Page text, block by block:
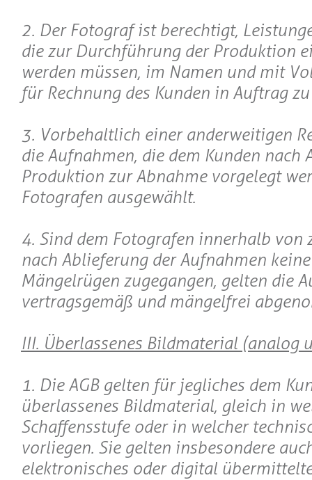
2. Der Fotograf ist berechtigt,
die zur Durchführung der Produktion
werden müssen, im Namen und mit
für Rechnung des Kunden in Auftrag
3. Vorbehaltlich einer anderweitigen
die Aufnahmen, die dem Kunden nach
Produktion zur Abnahme vorgelegt
Fotografen ausgewählt.
4. Sind dem Fotografen innerhalb von
nach Ablieferung der Aufnahmen
Mängelrügen zugegangen, gelten die
vertragsgemäß und mängelfrei
III. Überlassenes Bildmaterial (analog
1. Die AGB gelten für jegliches dem
überlassenes Bildmaterial, gleich in
Schaffensstufe oder in welcher
vorliegen. Sie gelten insbesondere
elektronisches oder digital